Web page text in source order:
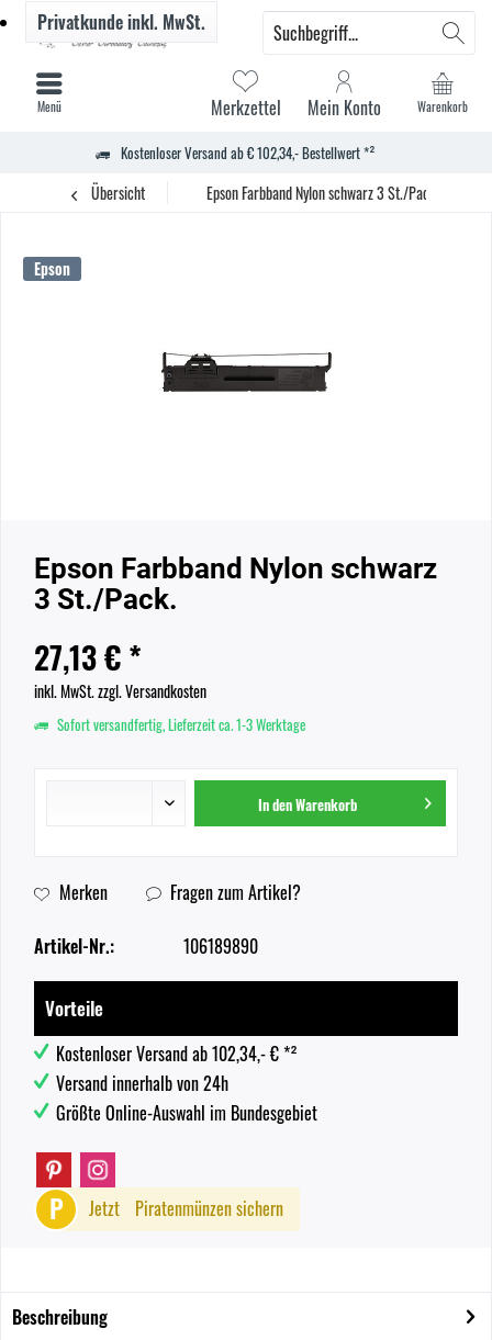
Kostenloser Versand ab € 102,34,- Bestellwert *²
Warenkorb
Merkzettel Mein Konto
Privatkundeinkl. MwSt.
Menü
Übersicht Epson Farbband Nylon schwarz 3 St./Pack.
Epson
Epson Farbband Nylon schwarz
3 St./Pack.
27,13 € *
inkl. MwSt.zzgl. Versandkosten
Sofort versandfertig, Lieferzeit ca. 1-3 Werktage
In denWarenkorb
Merken Fragen zum Artikel?
Artikel-Nr.: 106189890
Vorteile
Kostenloser Versand ab 102,34,- € *²
Versand innerhalb von 24h
Größte Online-Auswahl im Bundesgebiet
P Jetzt Piratenmünzen sichern
Beschreibung